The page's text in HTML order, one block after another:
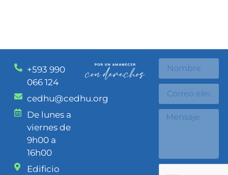
+593 990
066 124
cedhu@cedhu.org
De lunes a
viernes de
9h00 a
16h00
Edificio